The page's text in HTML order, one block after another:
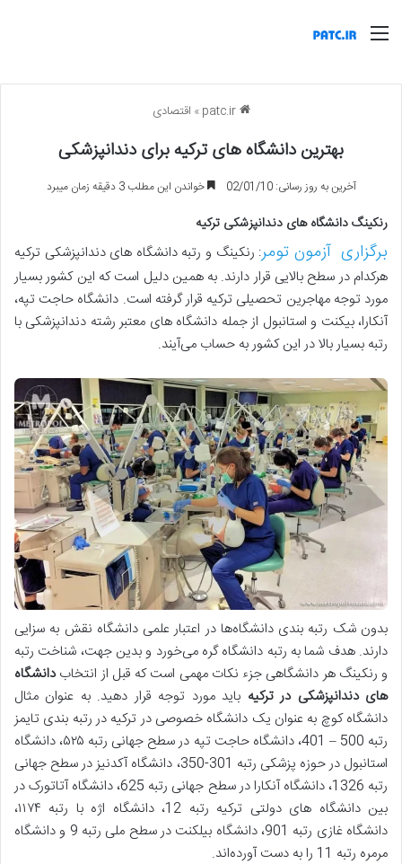
منو
patc.ir
» اقتصادی
بهترین دانشگاه های ترکیه برای دندانپزشکی
آخرین به روز رسانی: 02/01/10 خواندن این مطلب 3 دقیقه زمان میبرد
رنکینگ دانشگاه های دندانپزشکی ترکیه
برگزاری آزمون تومر: رنکینگ و رتبه دانشگاه های دندانپزشکی ترکیه
هرکدام در سطح بالایی قرار دارند. به همین دلیل است که این کشور بسیار
مورد توجه مهاجرین تحصیلی ترکیه قرار گرفته است. دانشگاه حاجت تپه،
آنکارا، بیکنت و استانبول از جمله دانشگاه های معتبر رشته دندانپزشکی با
رتبه بسیار بالا در این کشور به حساب می‌آیند.
بدون شک رتبه بندی دانشگاه‌ها در اعتبار علمی دانشگاه نقش به سزایی
دارند. هدف شما به رتبه دانشگاه گره می‌خورد و بدین جهت، شناخت رتبه
و رنکینگ هر دانشگاهی جزء نکات مهمی است که قبل از انتخابدانشگاه
های دندانپزشکی در ترکیه باید مورد توجه قرار دهید. به عنوان مثال
دانشگاه کوچ به عنوان یک دانشگاه خصوصی در ترکیه در رتبه بندی تایمز
رتبه 500 – 401، دانشگاه حاجت تپه در سطح جهانی رتبه ۵۲۵، دانشگاه
استانبول در حوزه پزشکی رتبه 301-350، دانشگاه آکدنیز در سطح جهانی
رتبه 1326، دانشگاه آنکارا در سطح جهانی رتبه 625، دانشگاه آتاتورک در
بین دانشگاه های دولتی ترکیه رتبه 12، دانشگاه اژه با رتبه ۱۱۷۴،
دانشگاه غازی رتبه 901، دانشگاه بیلکنت در سطح ملی رتبه 9 و دانشگاه
مرمره رتبه 11 را به دست آورده‌اند.